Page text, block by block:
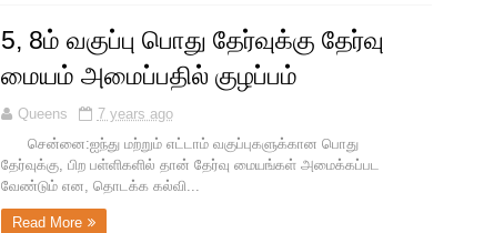
5, 8ம் வகுப்பு பொது தேர்வுக்கு தேர்வு
மையம் அமைப்பதில் குழப்பம்
Queens
7 years ago
சென்னை:ஐந்து மற்றும் எட்டாம் வகுப்புகளுக்கான பொது
தேர்வுக்கு, பிற பள்ளிகளில் தான் தேர்வு மையங்கள் அமைக்கப்பட
வேண்டும் என, தொடக்க கல்வி...
Read More